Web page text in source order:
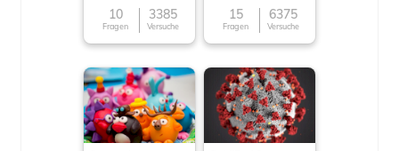
10
Fragen
3385
Versuche
15
Fragen
6375
Versuche